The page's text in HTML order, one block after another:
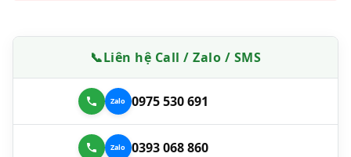
📞Liên hệ Call / Zalo / SMS
0975 530 691
0393 068 860